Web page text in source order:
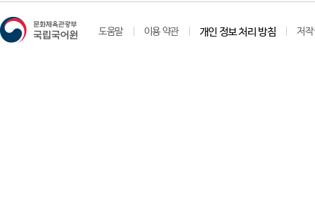
도움말 이용 약관 개인 정보 처리 방침 저